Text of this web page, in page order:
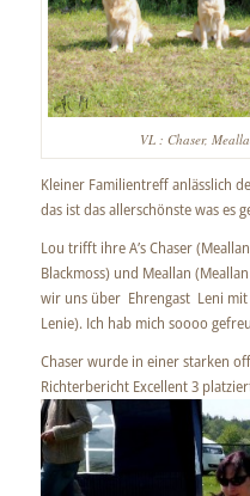
VL : Chaser,
Kleiner Familientreff anlässlich
das ist das allerschönste was es
Lou trifft ihre A’s Chaser
Blackmoss) und Meallan
wir uns über Ehrengast Leni
Lenie). Ich hab mich soooo
Chaser wurde in einer starken
Richterbericht Excellent 3